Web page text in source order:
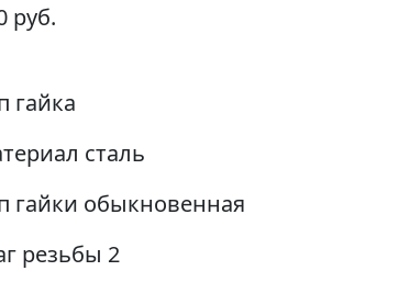
руб.
гайка
сталь
гайки обыкновенная
резьбы 2